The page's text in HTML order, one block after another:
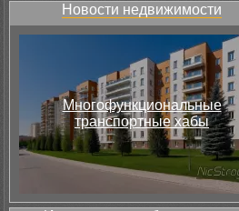
Новости недвижимости
Многофункциональные
транспортные хабы